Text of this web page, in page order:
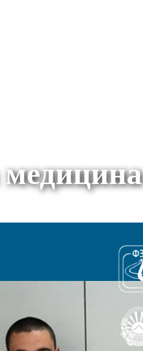
медицина